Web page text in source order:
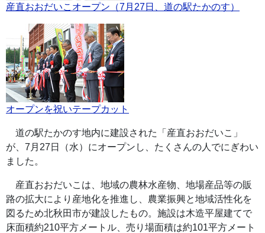
産直おおだいこオープン（7月27日、道の駅たかのす）
オープンを祝いテープカット
道の駅たかのす地内に建設された「産直おおだいこ」
が、7月27日（水）にオープンし、たくさんの人でにぎわい
ました。
産直おおだいこは、地域の農林水産物、地場産品等の販
路の拡大により産地化を推進し、農業振興と地域活性化を
図るため北秋田市が建設したもの。施設は木造平屋建てで
床面積約210平方メートル、売り場面積は約101平方メート